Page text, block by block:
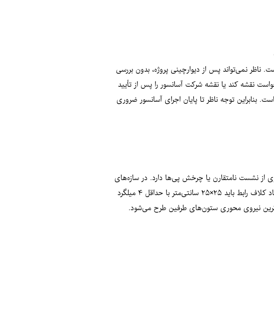
نمی‌تواند پس از دیوارچینی پروژه، بدون بررسی
نقشه کند یا نقشه شرکت آسانسور را پس از تأیید
بنابراین توجه ناظر تا پایان اجرای آسانسور ضروری
از نشست نامتقارن یا چرخش پی‌ها دارد. در سازه‌های
یک‌طبقه با دهانه‌های بزرگ و شالوده‌های عمیق و پایدار، طبق بند ۹-۱۵ مقررات ملی ساختمان، استفاده از کلاف الزامی نیست. حداقل ابعاد کلاف رابط باید ۲۵×۲۵ سانتی‌متر با حداقل ۴ میلگرد
فواصل حداکثر ۲۵ سانتی‌متر باشد. بر اساس بند ۹-۱۵-۳-۶-۲، کلاف برای نیروی کششی معادل ۱۰٪ بزرگ‌ترین نیروی محوری ستون‌های طرفین طرح می‌شود.